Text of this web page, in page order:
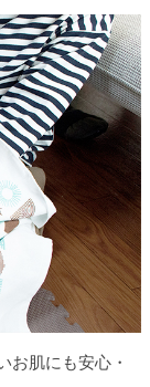
お肌にも安心・